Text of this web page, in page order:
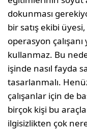
dokunması
bir satış ekibi
operasyon çalışanı
kullanmaz. Bu
işinde nasıl fayda
tasarlanmalı.
çalışanlar için de
birçok kişi bu
ilgisizlikten çok